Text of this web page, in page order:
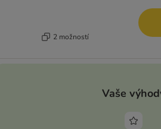
2 možností
Vaše